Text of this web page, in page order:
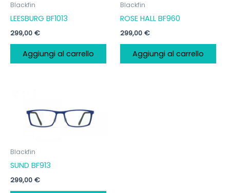
Blackfin
LEESBURG BF1013
299,00 €
Aggiungi al carrello
Blackfin
ROSE HALL BF960
299,00 €
Aggiungi al carrello
Blackfin
SUND BF913
299,00 €